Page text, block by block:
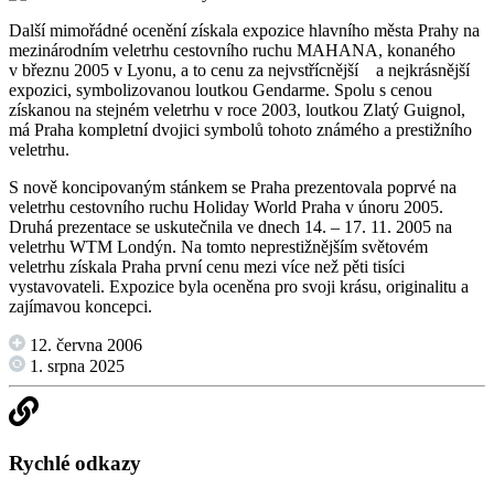
Další mimořádné ocenění získala expozice hlavního města Prahy na
mezinárodním veletrhu cestovního ruchu MAHANA, konaného
v březnu 2005 v Lyonu, a to cenu za nejvstřícnější a nejkrásnější
expozici, symbolizovanou loutkou Gendarme. Spolu s cenou
získanou na stejném veletrhu v roce 2003, loutkou Zlatý Guignol,
má Praha kompletní dvojici symbolů tohoto známého a prestižního
veletrhu.
S nově koncipovaným stánkem se Praha prezentovala poprvé na
veletrhu cestovního ruchu Holiday World Praha v únoru 2005.
Druhá prezentace se uskutečnila ve dnech 14. – 17. 11. 2005 na
veletrhu WTM Londýn. Na tomto neprestižnějším světovém
veletrhu získala Praha první cenu mezi více než pěti tisíci
vystavovateli. Expozice byla oceněna pro svoji krásu, originalitu a
zajímavou koncepci.
12. června 2006
1. srpna 2025
Rychlé odkazy